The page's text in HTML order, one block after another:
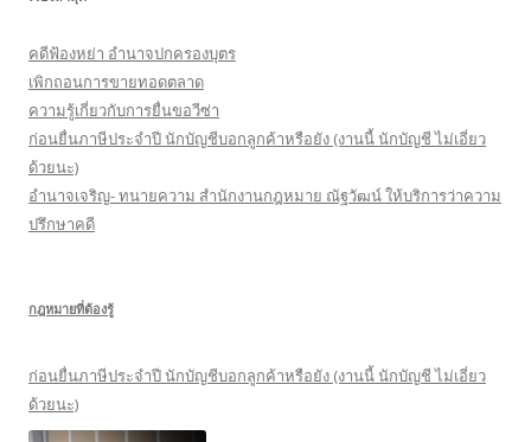
:คดีฟ้องหย่า อำนาจปกครองบุตร
เพิกถอนการขายทอดตลาด
ความรู้เกี่ยวกับการยื่นขอวีซ่า
ก่อนยื่นภาษีประจำปี นักบัญชีบอกลูกค้าหรือยัง (งานนี้ นักบัญชี ไม่เอี่ยว
ด้วยนะ)
อำนาจเจริญ- ทนายความ สำนักงานกฎหมาย ณัฐวัฒน์ ให้บริการว่าความ
ปรึกษาคดี
กฎหมายที่ต้องรู้
ก่อนยื่นภาษีประจำปี นักบัญชีบอกลูกค้าหรือยัง (งานนี้ นักบัญชี ไม่เอี่ยว
ด้วยนะ)